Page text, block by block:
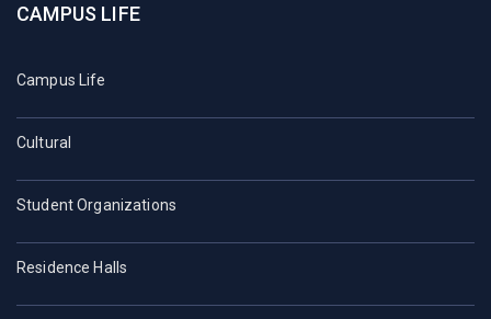
CAMPUS LIFE
Campus Life
Cultural
Student Organizations
Residence Halls